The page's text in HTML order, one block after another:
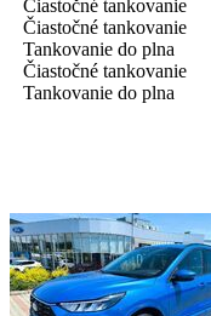
Čiastočné tankovanie
Čiastočné tankovanie
Tankovanie do plna
Čiastočné tankovanie
Tankovanie do plna